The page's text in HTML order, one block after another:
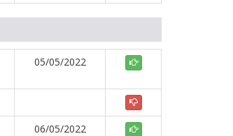
05/05/2022
06/05/2022